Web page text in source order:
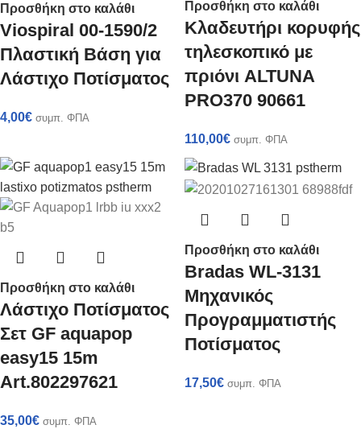
Προσθήκη στο καλάθι
Viospiral 00-1590/2
Πλαστική Βάση για
Λάστιχο Ποτίσματος
4,00€ συμπ. ΦΠΑ
Προσθήκη στο καλάθι
Κλαδευτήρι κορυφής
τηλεσκοπικό με
πριόνι ALTUNA
PRO370 90661
110,00€ συμπ. ΦΠΑ
Προσθήκη στο καλάθι
Λάστιχο Ποτίσματος
Σετ GF aquapop
easy15 15m
Art.802297621
35,00€ συμπ. ΦΠΑ
Προσθήκη στο καλάθι
Bradas WL-3131
Μηχανικός
Προγραμματιστής
Ποτίσματος
17,50€ συμπ. ΦΠΑ